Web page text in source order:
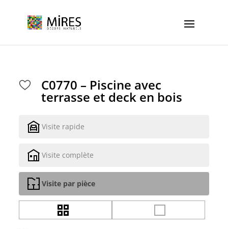
C0770 – Piscine avec
terrasse et deck en bois
Visite rapide
Visite complète
Visite par pièce